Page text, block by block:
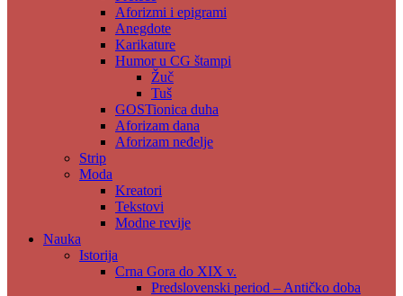
Aforizmi i epigrami
Anegdote
Karikature
Humor u CG štampi
Žuč
Tuš
GOSTionica duha
Aforizam dana
Aforizam neđelje
Strip
Moda
Kreatori
Tekstovi
Modne revije
Nauka
Istorija
Crna Gora do XIX v.
Predslovenski period – Antičko doba